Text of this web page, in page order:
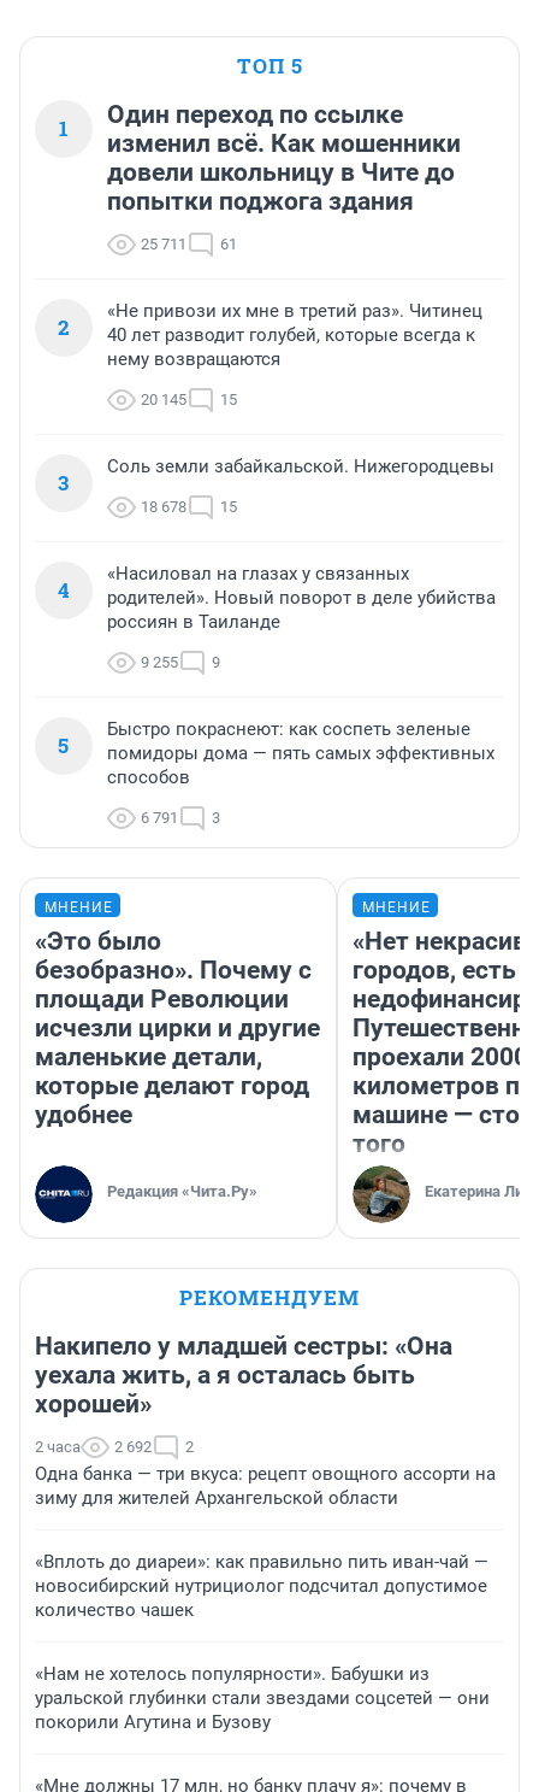
ТОП 5
1
Один переход по ссылке
изменил всё. Как мошенники
довели школьницу в Чите до
попытки поджога здания
25 711 61
2
«Не привози их мне в третий раз». Читинец
40 лет разводит голубей, которые всегда к
нему возвращаются
20 145 15
3
Соль земли забайкальской. Нижегородцевы
18 678 15
4
«Насиловал на глазах у связанных
родителей». Новый поворот в деле убийства
россиян в Таиланде
9 255 9
5
Быстро покраснеют: как соспеть зеленые
помидоры дома — пять самых эффективных
способов
6 791 3
МНЕНИЕ
«Это было
безобразно». Почему с
площади Революции
исчезли цирки и другие
маленькие детали,
которые делают город
удобнее
Редакция «Чита.Ру»
МНЕНИЕ
«Нет
городов, есть
проехали 2000
километров по
машине —
того
Екатерина
РЕКОМЕНДУЕМ
Накипело у младшей сестры: «Она
уехала жить, а я осталась быть
хорошей»
2 часа 2 692 2
Одна банка — три вкуса: рецепт овощного ассорти на
зиму для жителей Архангельской области
«Вплоть до диареи»: как правильно пить иван-чай —
новосибирский нутрициолог подсчитал допустимое
количество чашек
«Нам не хотелось популярности». Бабушки из
уральской глубинки стали звездами соцсетей — они
покорили Агутина и Бузову
«Мне должны 17 млн, но банку плачу я»: почему в